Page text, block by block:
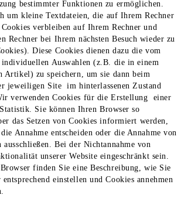
bestimmter Funktionen zu ermöglichen.
um kleine Textdateien, die auf Ihrem Rechner
verbleiben auf Ihrem Rechner und
Rechner bei Ihrem nächsten Besuch wieder zu
Diese Cookies dienen dazu die vom
individuellen Auswahlen (z.B. die in einem
Artikel) zu speichern, um sie dann beim
jeweiligen Site im hinterlassenen Zustand
verwenden Cookies für die Erstellung einer
Sie können Ihren Browser so
das Setzen von Cookies informiert werden,
Annahme entscheiden oder die Annahme von
ausschließen. Bei der Nichtannahme von
unserer Website eingeschränkt sein.
finden Sie eine Beschreibung, wie Sie
einstellen und Cookies annehmen